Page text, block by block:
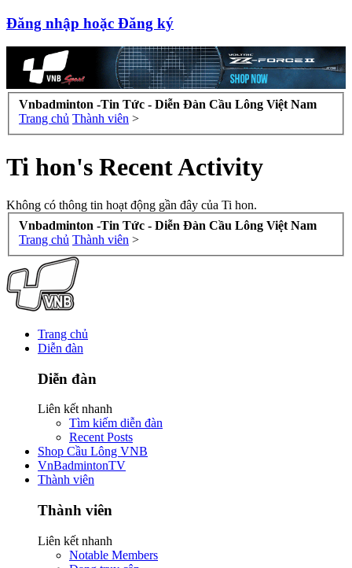
Đăng nhập hoặc Đăng ký
Vnbadminton -Tin Tức - Diễn Đàn Cầu Lông Việt Nam
Trang chủ Thành viên >
Ti hon's Recent Activity
Không có thông tin hoạt động gần đây của Ti hon.
Vnbadminton -Tin Tức - Diễn Đàn Cầu Lông Việt Nam
Trang chủ Thành viên >
Trang chủ
Diễn đàn
Diễn đàn
Liên kết nhanh
Tìm kiếm diễn đàn
Recent Posts
Shop Cầu Lông VNB
VnBadmintonTV
Thành viên
Thành viên
Liên kết nhanh
Notable Members